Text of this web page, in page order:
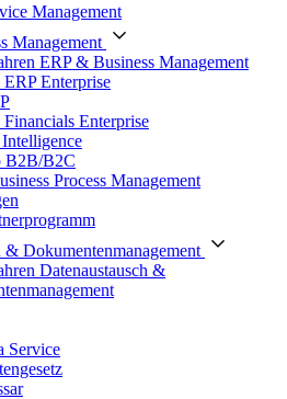
Management
Management
ERP & Business Management
Enterprise
Enterprise
B2B/B2C
Process Management
& Dokumentenmanagement
Datenaustausch &
Service